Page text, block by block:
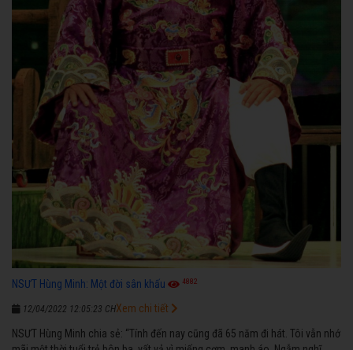
NSƯT Hùng Minh: Một đời sân khấu 4882
12/04/2022 12:05:23 CH
NSƯT Hùng Minh chia sẻ: “Tính đến nay cũng đã 65 năm đi hát. Tôi vẫn nhớ
Xem chi tiết